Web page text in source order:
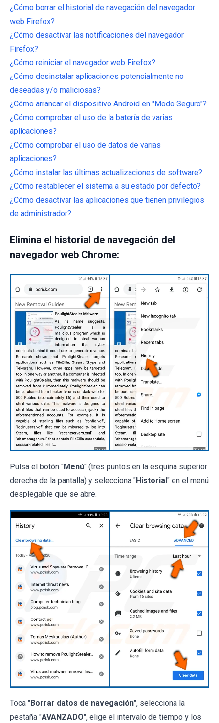
¿Cómo borrar el historial de navegación del navegador
web Firefox?
¿Cómo desactivar las notificaciones del navegador
Firefox?
¿Cómo reiniciar el navegador web Firefox?
¿Cómo desinstalar aplicaciones potencialmente no
deseadas y/o maliciosas?
¿Cómo arrancar el dispositivo Android en "Modo Seguro"?
¿Cómo comprobar el uso de la batería de varias
aplicaciones?
¿Cómo comprobar el uso de datos de varias
aplicaciones?
¿Cómo instalar las últimas actualizaciones de software?
¿Cómo restablecer el sistema a su estado por defecto?
¿Cómo desactivar las aplicaciones que tienen privilegios
de administrador?
Elimina el historial de navegación del
navegador web Chrome:
Pulsa el botón "Menú" (tres puntos en la esquina superior
derecha de la pantalla) y selecciona "Historial" en el menú
desplegable que se abre.
Toca "Borrar datos de navegación", selecciona la
pestaña "AVANZADO", elige el intervalo de tiempo y los